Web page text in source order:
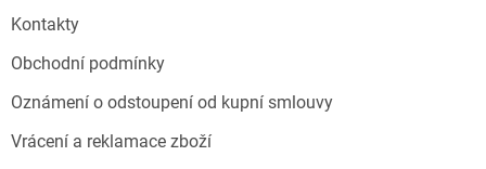
Kontakty
Obchodní podmínky
Oznámení o odstoupení od kupní smlouvy
Vrácení a reklamace zboží